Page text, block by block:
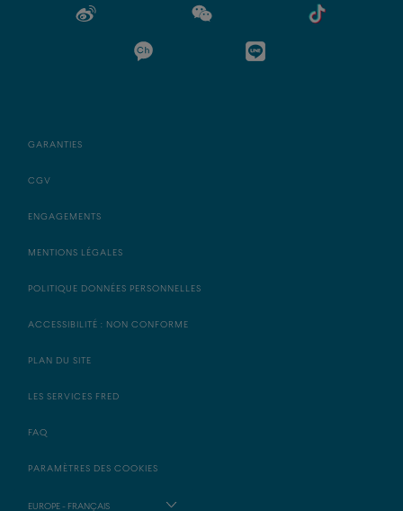
GARANTIES
CGV
ENGAGEMENTS
MENTIONS LÉGALES
POLITIQUE DONNÉES PERSONNELLES
ACCESSIBILITÉ : NON CONFORME
PLAN DU SITE
LES SERVICES FRED
FAQ
PARAMÈTRES DES COOKIES
EUROPE - FRANÇAIS